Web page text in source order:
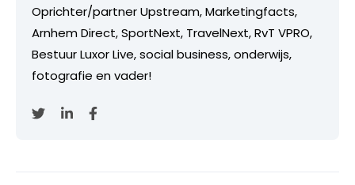
Oprichter/partner Upstream, Marketingfacts,
Arnhem Direct, SportNext, TravelNext, RvT VPRO,
Bestuur Luxor Live, social business, onderwijs,
fotografie en vader!